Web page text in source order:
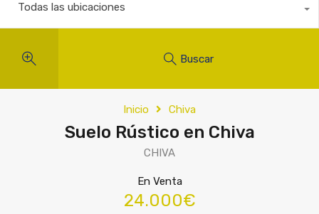
Todas las ubicaciones
Buscar
Inicio Chiva
Suelo Rústico en Chiva
CHIVA
En Venta
24.000€